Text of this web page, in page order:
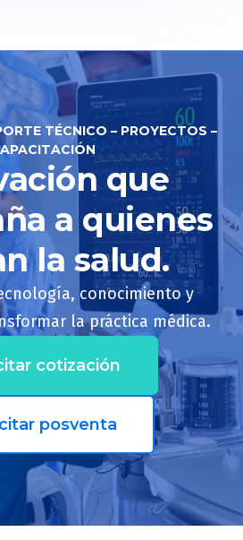
TÉCNICO – PROYECTOS –
que
a quienes
la salud.
conocimiento y
la práctica médica.
cotización
posventa